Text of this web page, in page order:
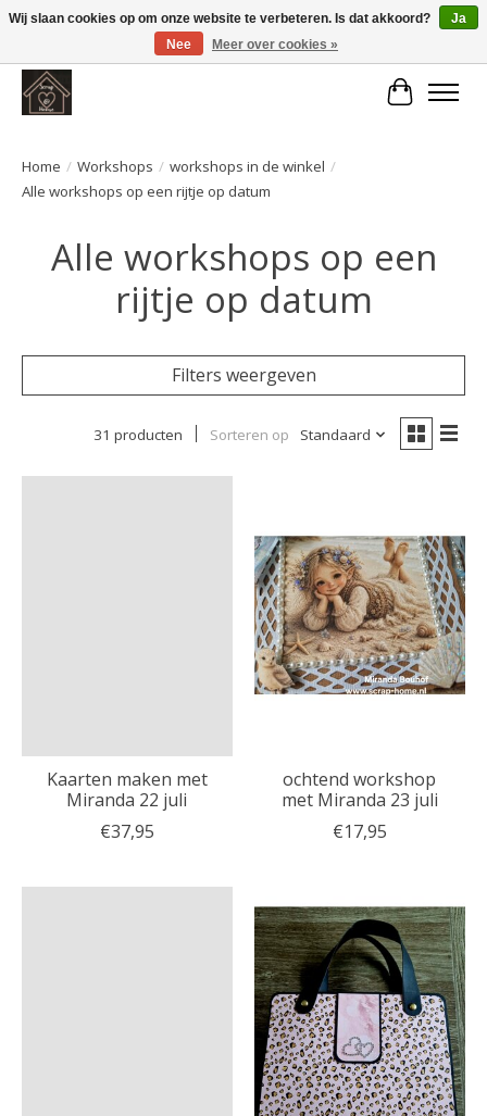
Large selection of products and fast shipping!
Home / Workshops / workshops in de winkel /
Alle workshops op een rijtje op datum
Alle workshops op een
rijtje op datum
Filters weergeven
31 producten Sorteren op Standaard
Kaarten maken met
Miranda 22 juli
€37,95
ochtend workshop
met Miranda 23 juli
€17,95
Wij slaan cookies op om onze website te verbeteren. Is dat akkoord?
Ja
Nee
Meer over cookies »